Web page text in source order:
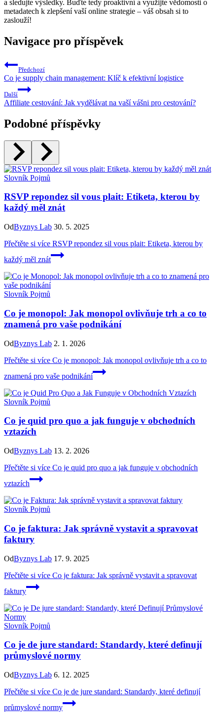
a sledujte výsledky. Buďte tedy proaktivní a využijte vědomosti o
metadatech k zlepšení vaší online strategie – váš obsah si to
zaslouží!
Navigace pro příspěvek
Předchozí
Co je supply chain management: Klíč k efektivní logistice
Další
Affiliate cestování: Jak vydělávat na vaší vášni pro cestování?
Podobné příspěvky
Slovník Pojmů
RSVP repondez sil vous plait: Etiketa, kterou by
každý měl znát
OdByznys Lab 30. 5. 2025
Přečtěte si více RSVP repondez sil vous plait: Etiketa, kterou by
každý měl znát
Slovník Pojmů
Co je monopol: Jak monopol ovlivňuje trh a co to
znamená pro vaše podnikání
OdByznys Lab 2. 1. 2026
Přečtěte si více Co je monopol: Jak monopol ovlivňuje trh a co to
znamená pro vaše podnikání
Slovník Pojmů
Co je quid pro quo a jak funguje v obchodních
vztazích
OdByznys Lab 13. 2. 2026
Přečtěte si více Co je quid pro quo a jak funguje v obchodních
vztazích
Slovník Pojmů
Co je faktura: Jak správně vystavit a spravovat
faktury
OdByznys Lab 17. 9. 2025
Přečtěte si více Co je faktura: Jak správně vystavit a spravovat
faktury
Slovník Pojmů
Co je de jure standard: Standardy, které definují
průmyslové normy
OdByznys Lab 6. 12. 2025
Přečtěte si více Co je de jure standard: Standardy, které definují
průmyslové normy